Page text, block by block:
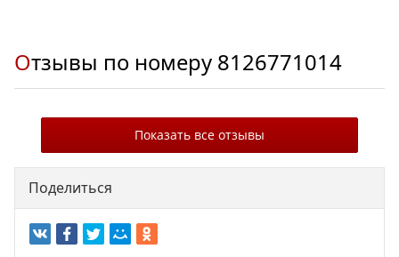
Отзывы по номеру 8126771014
Показать все отзывы
Поделиться